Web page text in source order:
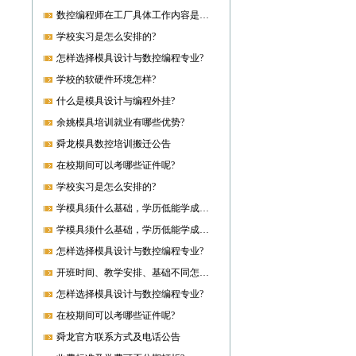
数控编程师在工厂具体工作内容是什么?
学校实习是怎么安排的?
怎样选择模具设计与数控编程专业?
学校的软硬件环境怎样?
什么是模具设计与编程外挂?
余姚模具培训就业有哪些优势?
舜龙模具数控培训搬迁公告
在校期间可以考哪些证件呢?
学校实习是怎么安排的?
学模具须什么基础，学历低能学成就业吗?
学模具须什么基础，学历低能学成就业吗?
怎样选择模具设计与数控编程专业?
开班时间、教学安排、基础不同怎样开课?
怎样选择模具设计与数控编程专业?
在校期间可以考哪些证件呢?
舜龙官方联系方式及电话公告